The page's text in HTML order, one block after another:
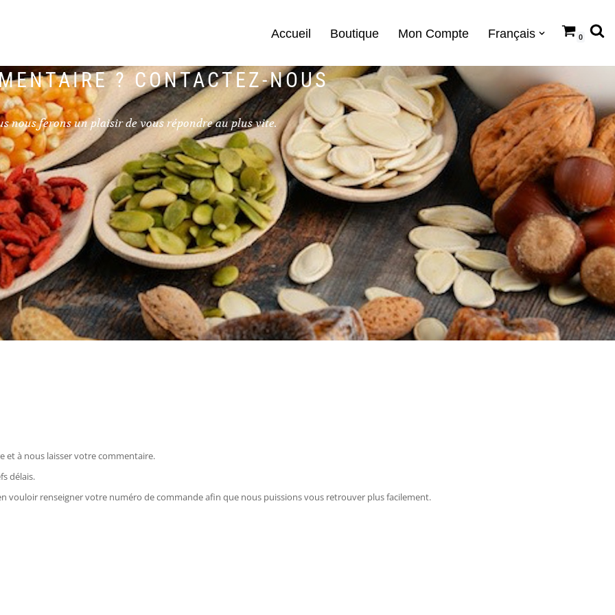
Accueil Boutique Mon Compte Français 0
? CONTACTEZ-NOUS
nous ferons un plaisir de vous répondre au plus vite.
et à nous laisser votre commentaire.
délais.
vouloir renseigner votre numéro de commande afin que nous puissions vous retrouver plus facilement.